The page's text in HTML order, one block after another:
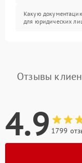
Какую
для юридических
Отзывы
4.9 1799